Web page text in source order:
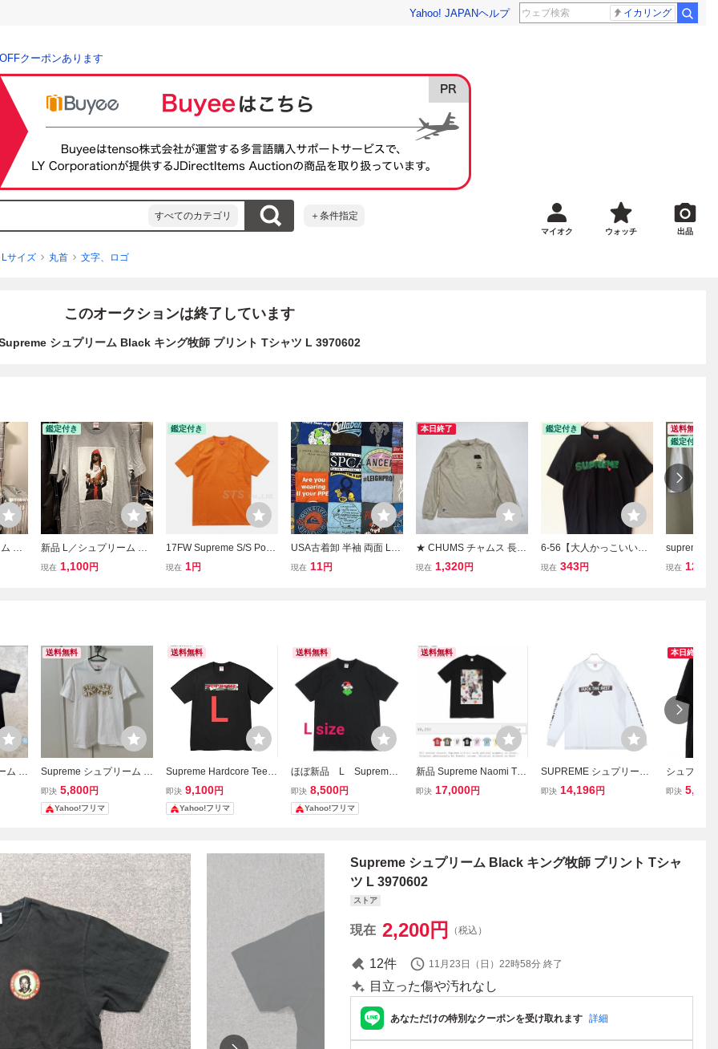
Yahoo! JAPANヘルプ イカリング
クーポンあります
すべてのカテゴリ ＋条件指定
マイオク ウォッチ 出品
Lサイズ 丸首 文字、ロゴ
このオークションは終了しています
シュプリーム Black キング牧師 プリント Tシャツ L 3970602
マ
鑑定付き
新品 L／シュプリーム Pla
yboi Carti Tシャツ グレー
現在 1,100円
鑑定付き
17FW Supreme S/S Pock
et Tee L シュプリーム ポ
現在 1円
USA古着卸 半袖 両面 Lサ
イズ Tシャツ 20 枚 セッ
現在 11円
本日終了
★ CHUMS チャムス 長袖
Ｔシャツ チョコレート プ
現在 1,320円
鑑定付き
6-56【大人かっこいい】
SUPREMEシュプリー
現在 343円
送料無料
鑑定付き
supreme
te Lサイズ
現在 121
ム T
送料無料
Supreme シュプリーム T
シャツ ホワイト ロゴプリ
ント 半袖
即決 5,800円
Yahoo!フリマ
送料無料
Supreme Hardcore Tee B
lack Lシュプリーム ハー
ドコアTシャツ ブラック
即決 9,100円
Yahoo!フリマ
送料無料
ほぼ新品 L Supreme
Grinch Tee Black シュプ
リーム グリンチ Tシャツ
即決 8,500円
Yahoo!フリマ
送料無料
新品 Supreme Naomi Tee
Black L シュプリーム Tシ
即決 17,000円
SUPREME シュプリーム
15AW × Independent L/S
即決 14,196円
本日終了
シュプリー
22SS
ズ
即決 5,940
Supreme シュプリーム Black キング牧師 プリント Tシャ
ツ L 3970602
ストア
現在 2,200円 （税込）
12件 11月23日（日）22時58分 終了
目立った傷や汚れなし
あなただけの特別なクーポンを受け取れます 詳細